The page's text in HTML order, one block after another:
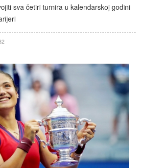
sva četiri turnira u kalendarskoj godini